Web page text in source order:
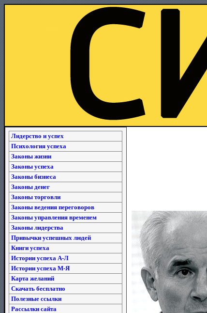
Лидерство и успех
Психология успеха
Законы жизни
Законы успеха
Законы бизнеса
Законы денег
Законы торговли
Законы ведения переговоров
Законы управления временем
Законы лидерства
Привычки успешных людей
Книги успеха
Истории успеха А-Л
Истории успеха М-Я
Карта желаний
Скачать бесплатно
Полезные ссылки
Рассылки сайта